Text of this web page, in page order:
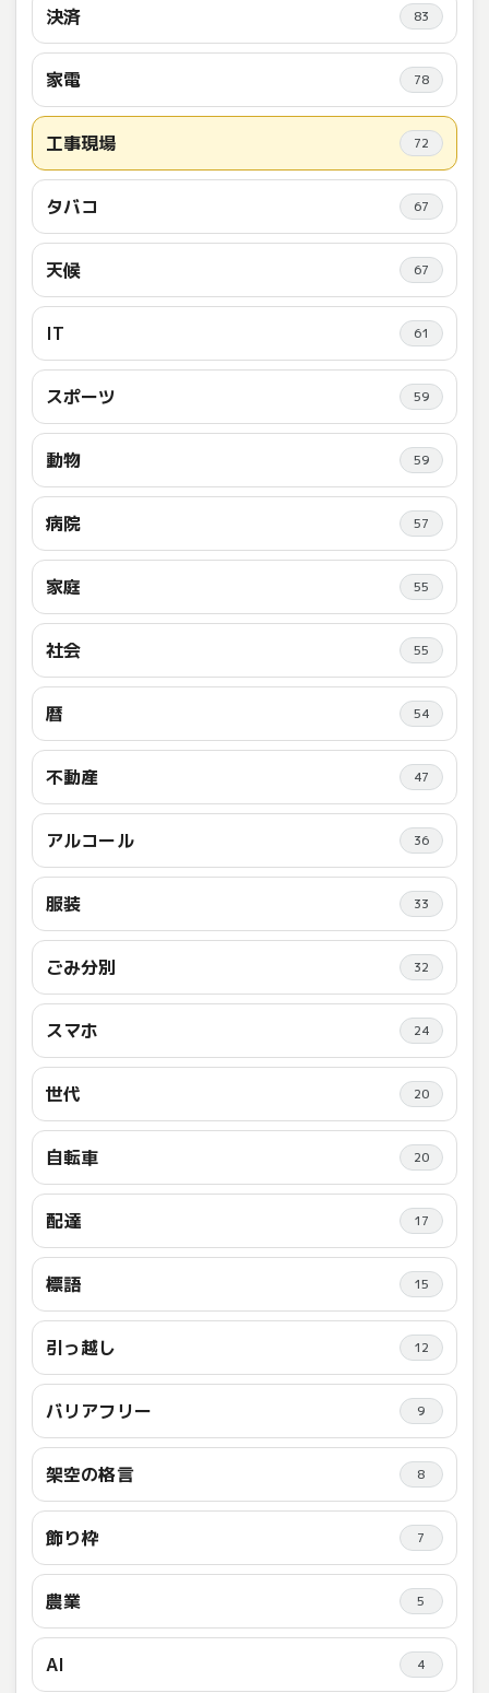
決済 83
家電 78
工事現場 72
タバコ 67
天候 67
IT 61
スポーツ 59
動物 59
病院 57
家庭 55
社会 55
暦 54
不動産 47
アルコール 36
服装 33
ごみ分別 32
スマホ 24
世代 20
自転車 20
配達 17
標語 15
引っ越し 12
バリアフリー 9
架空の格言 8
飾り枠 7
農業 5
AI 4